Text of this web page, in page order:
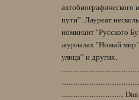
автобиографического
пути”. Лауреат
номинант "Русского
журналах "Новый
улица” и других.
...................................